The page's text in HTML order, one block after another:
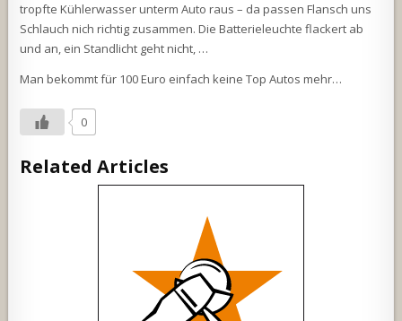
tropfte Kühlerwasser unterm Auto raus – da passen Flansch uns
Schlauch nich richtig zusammen. Die Batterieleuchte flackert ab
und an, ein Standlicht geht nicht, …
Man bekommt für 100 Euro einfach keine Top Autos mehr…
0
Related Articles